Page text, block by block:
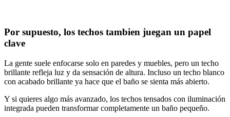
Por supuesto, los techos tambien juegan un papel
clave
La gente suele enfocarse solo en paredes y muebles, pero un techo
brillante refleja luz y da sensación de altura. Incluso un techo blanco
con acabado brillante ya hace que el baño se sienta más abierto.
Y si quieres algo más avanzado, los techos tensados con iluminación
integrada pueden transformar completamente un baño pequeño.